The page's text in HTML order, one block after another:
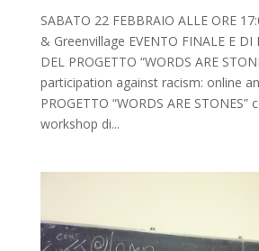
SABATO 22 FEBBRAIO ALLE ORE
& Greenvillage EVENTO FINALE E DI
DEL PROGETTO “WORDS ARE
participation against racism: online
PROGETTO “WORDS ARE STONES”
workshop di...